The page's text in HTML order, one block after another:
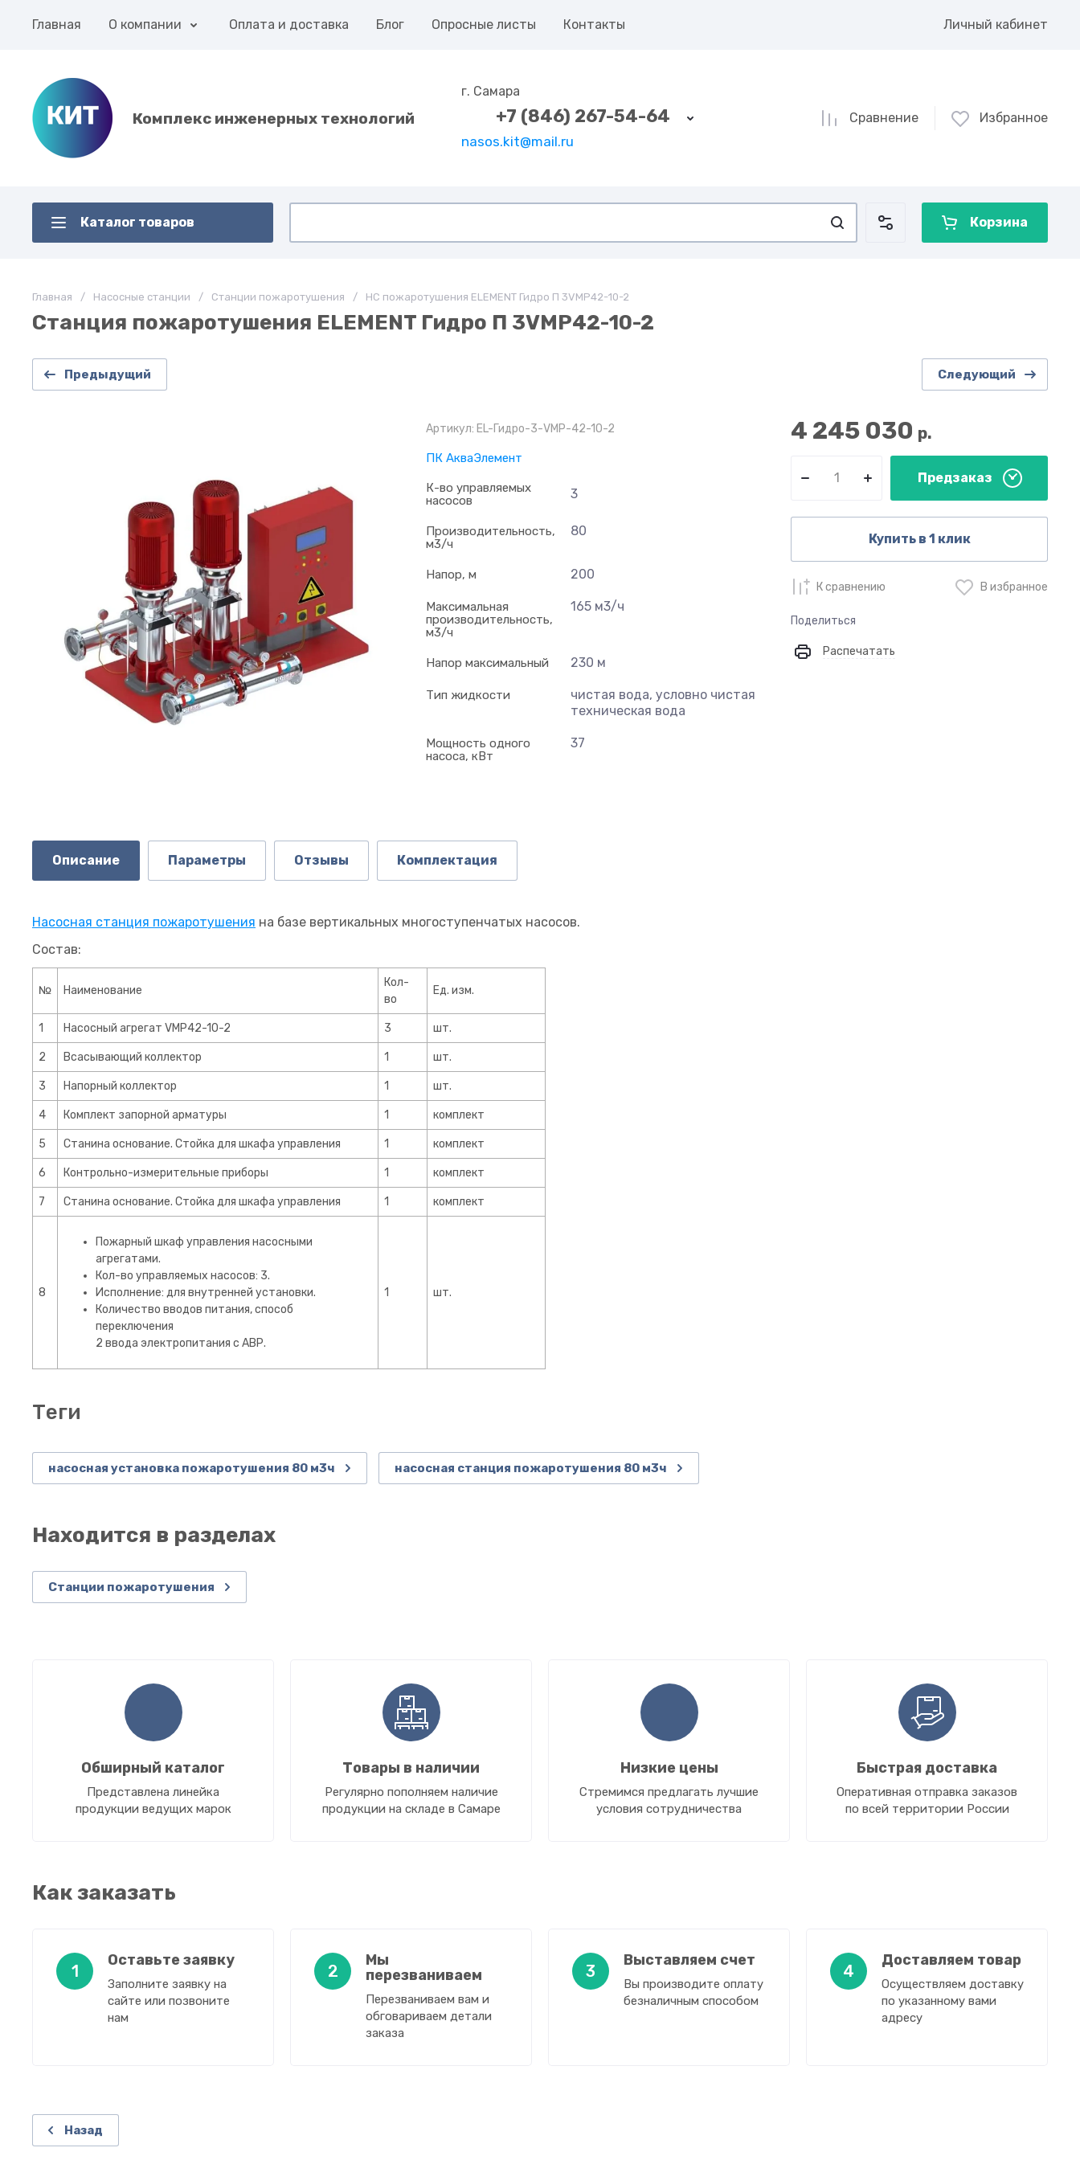
Главная О компании Оплата и доставка Блог Опросные листы Контакты Личный кабинет
Комплекс инженерных технологий
г. Самара
+7 (846) 267-54-64
nasos.kit@mail.ru
Сравнение Избранное
Каталог товаров Корзина
Главная / Насосные станции / Станции пожаротушения / НС пожаротушения ELEMENT Гидро П 3VMP42-10-2
Станция пожаротушения ELEMENT Гидро П 3VMP42-10-2
Предыдущий Следующий
Артикул: EL-Гидро-3-VMP-42-10-2
ПК АкваЭлемент
К-во управляемых
насосов
3
Производительность,
м3/ч
80
Напор, м 200
Максимальная
производительность,
м3/ч
165 м3/ч
Напор максимальный 230 м
Тип жидкости
чистая вода, условно чистая
техническая вода
Мощность одного
насоса, кВт
37
4 245 030 р.
Предзаказ
Купить в 1 клик
К сравнению В избранное
Поделиться
Распечатать
Описание Параметры Отзывы Комплектация
Насосная станция пожаротушения на базе вертикальных многоступенчатых насосов.
Состав:
№ Наименование
Кол-
во
Ед. изм.
1 Насосный агрегат VMP42-10-2 3 шт.
2 Всасывающий коллектор 1 шт.
3 Напорный коллектор 1 шт.
4 Комплект запорной арматуры 1 комплект
5 Станина основание. Стойка для шкафа управления 1 комплект
6 Контрольно-измерительные приборы 1 комплект
7 Станина основание. Стойка для шкафа управления 1 комплект
8
Пожарный шкаф управления насосными
агрегатами.
Кол-во управляемых насосов: 3.
Исполнение: для внутренней установки.
Количество вводов питания, способ
переключения
2 ввода электропитания с АВР.
1 шт.
теги
насосная установка пожаротушения 80 м3ч насосная станция пожаротушения 80 м3ч
Находится в разделах
Станции пожаротушения
Обширный каталог
Представлена линейка
продукции ведущих марок
Товары в наличии
Регулярно пополняем наличие
продукции на складе в Самаре
Низкие цены
Стремимся предлагать лучшие
условия сотрудничества
Быстрая доставка
Оперативная отправка заказов
по всей территории России
Как заказать
1
Оставьте заявку
Заполните заявку на
сайте или позвоните
нам
2
Мы
перезваниваем
Перезваниваем вам и
обговариваем детали
заказа
3
Выставляем счет
Вы производите оплату
безналичным способом
4
Доставляем товар
Осуществляем доставку
по указанному вами
адресу
Назад